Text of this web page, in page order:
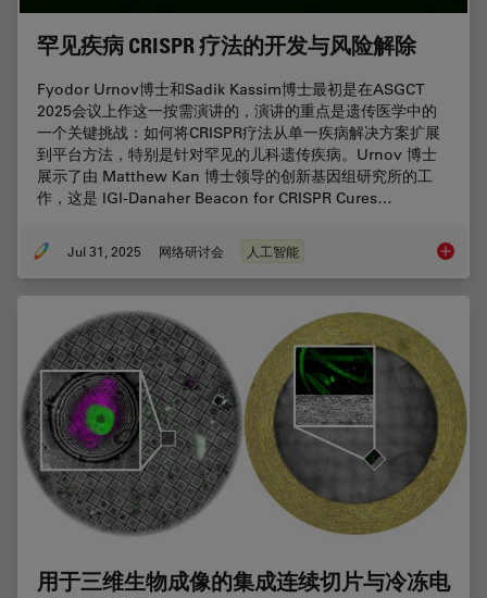
罕见疾病 CRISPR 疗法的开发与风险解除
Fyodor Urnov博士和Sadik Kassim博士最初是在ASGCT
2025会议上作这一按需演讲的，演讲的重点是遗传医学中的
一个关键挑战：如何将CRISPR疗法从单一疾病解决方案扩展
到平台方法，特别是针对罕见的儿科遗传疾病。Urnov 博士
展示了由 Matthew Kan 博士领导的创新基因组研究所的工
作，这是 IGI-Danaher Beacon for CRISPR Cures…
Jul 31, 2025 网络研讨会 人工智能 罕见疾
用于三维生物成像的集成连续切片与冷冻电